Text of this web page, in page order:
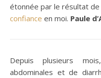
étonnée par le résultat
confiance en moi. Paule
Depuis plusieurs
abdominales et de